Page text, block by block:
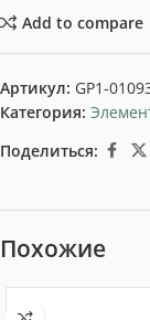
Add to compare
Артикул: GP1-
Категория:
Поделиться:
Похожие